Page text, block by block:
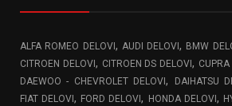
ALFA ROMEO DELOVI , AUDI DELOVI , BMW
CITROEN DELOVI , CITROEN DS DELOVI , CUPRA
DAEWOO - CHEVROLET DELOVI, DAIHATSU
FIAT DELOVI, FORD DELOVI, HONDA DELOVI ,